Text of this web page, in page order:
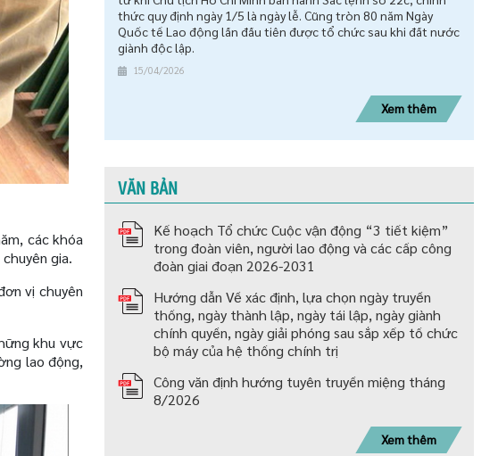
các khóa
gia.
vị chuyên
khu vực
lao động,
thức quy định ngày 1/5 là ngày lễ. Cũng tròn 80 năm Ngày
Quốc tế Lao động lần đầu tiên được tổ chức sau khi đất nước
giành độc lập.
15/04/2026
Xem thêm
VĂN BẢN
Kế hoạch Tổ chức Cuộc vận động “3 tiết kiệm”
trong đoàn viên, người lao động và các cấp công
đoàn giai đoạn 2026-2031
Hướng dẫn Về xác định, lựa chọn ngày truyền
thống, ngày thành lập, ngày tái lập, ngày giành
chính quyền, ngày giải phóng sau sắp xếp tố chức
bộ máy của hệ thống chính trị
Công văn định hướng tuyên truyền miệng tháng
8/2026
Xem thêm